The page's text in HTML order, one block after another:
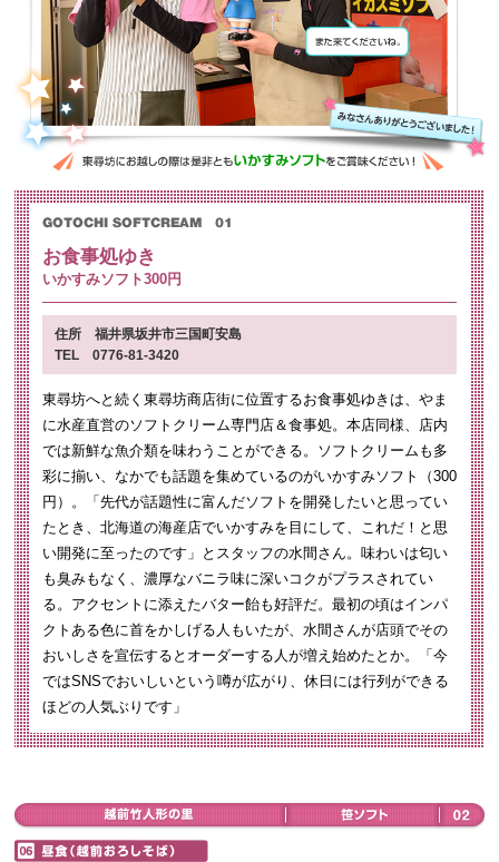
お食事処ゆき
いかすみソフト300円
住所 福井県坂井市三国町安島
TEL 0776-81-3420
東尋坊へと続く東尋坊商店街に位置するお食事処ゆきは、やま
に水産直営のソフトクリーム専門店＆食事処。本店同様、店内
では新鮮な魚介類を味わうことができる。ソフトクリームも多
彩に揃い、なかでも話題を集めているのがいかすみソフト（300
円）。「先代が話題性に富んだソフトを開発したいと思ってい
たとき、北海道の海産店でいかすみを目にして、これだ！と思
い開発に至ったのです」とスタッフの水間さん。味わいは匂い
も臭みもなく、濃厚なバニラ味に深いコクがプラスされてい
る。アクセントに添えたバター飴も好評だ。最初の頃はインパ
クトある色に首をかしげる人もいたが、水間さんが店頭でその
おいしさを宣伝するとオーダーする人が増え始めたとか。「今
ではSNSでおいしいという噂が広がり、休日には行列ができる
ほどの人気ぶりです」